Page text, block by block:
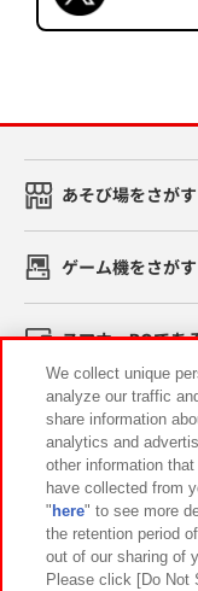
あそび場をさがす
ゲーム機をさがす
スマホ・PCであ
イベント・キャン
関連会社
プライバシーポリシー
We collect unique
analyze our traffic
share information
analytics and
other information
have collected from
" here" to see more
the retention period
out of our sharing of
Please click [Do Not